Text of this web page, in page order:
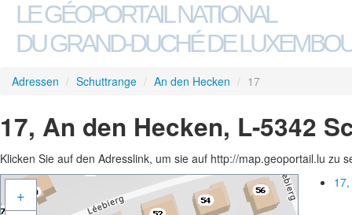
LE GÉOPORTAIL NATIONAL
DU GRAND-DUCHÉ DE
Adressen / Schuttrange / An den Hecken / 17
17, An den Hecken, L-5342
Klicken Sie auf den Adresslink, um sie auf http://map.geoportail.lu zu
+